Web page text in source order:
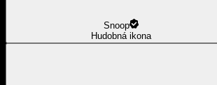
Snoop
Hudobná ikona